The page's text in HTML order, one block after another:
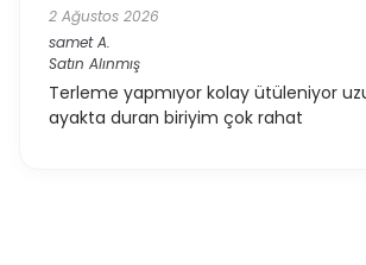
2 Ağustos 2026
samet A.
Satın Alınmış
Terleme yapmıyor kolay ütüleniyor
ayakta duran biriyim çok rahat